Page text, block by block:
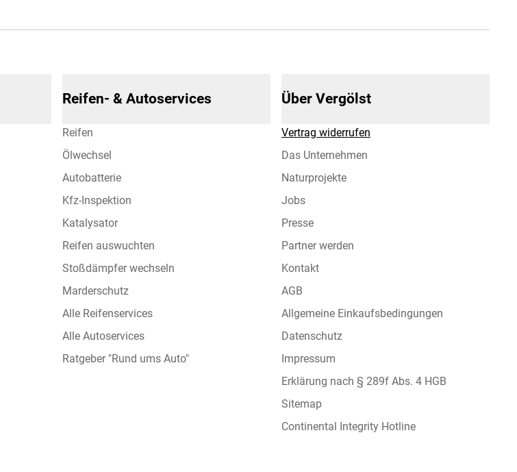
Reifen- & Autoservices
Reifen
Ölwechsel
Autobatterie
Kfz-Inspektion
Katalysator
Reifen auswuchten
Stoßdämpfer wechseln
Marderschutz
Alle Reifenservices
Alle Autoservices
Ratgeber "Rund ums Auto"
Über Vergölst
Vertrag widerrufen
Das Unternehmen
Naturprojekte
Jobs
Presse
Partner werden
Kontakt
AGB
Allgemeine Einkaufsbedingungen
Datenschutz
Impressum
Erklärung nach § 289f Abs. 4 HGB
Sitemap
Continental Integrity Hotline